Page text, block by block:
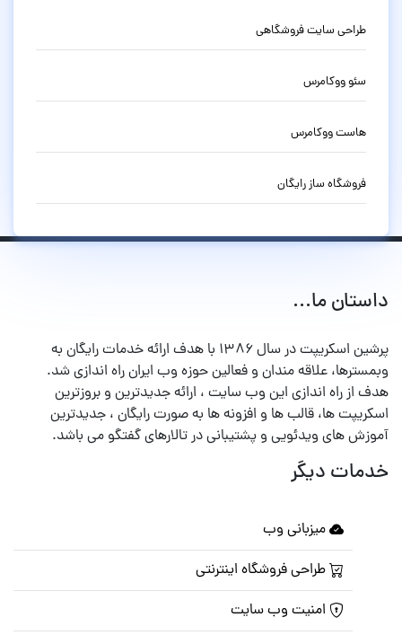
طراحی سایت فروشگاهی
سئو ووکامرس
هاست ووکامرس
فروشگاه ساز رایگان
داستان ما...
پرشین اسکریپت در سال ۱۳۸۶ با هدف ارائه خدمات رایگان به
وبمسترها، علاقه مندان و فعالین حوزه وب ایران راه اندازی شد.
هدف از راه اندازی این وب سایت ، ارائه جدیدترین و بروزترین
اسکریپت ها، قالب ها و افزونه ها به صورت رایگان ، جدیدترین
آموزش های ویدئویی و پشتیبانی در تالارهای گفتگو می باشد.
خدمات دیگر
میزبانی وب
طراحی فروشگاه اینترنتی
امنیت وب سایت